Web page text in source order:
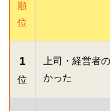
順
位
1
位
上司・経営者
かった